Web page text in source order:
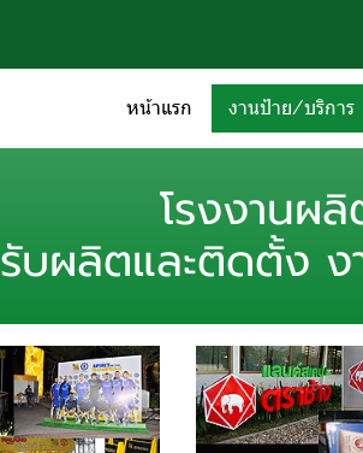
หน้าแรก งานป้าย/บริการ
โรงงานผ
รับผลิตและติดตั้ง